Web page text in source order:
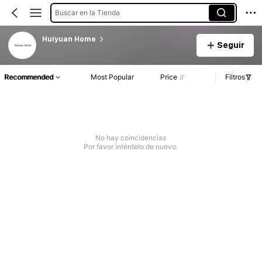
Buscar en la Tienda
Huiyuan Home
Seguir
Recommended Most Popular Price Filtros
No hay coincidencias
Por favor inténtelo de nuevo.